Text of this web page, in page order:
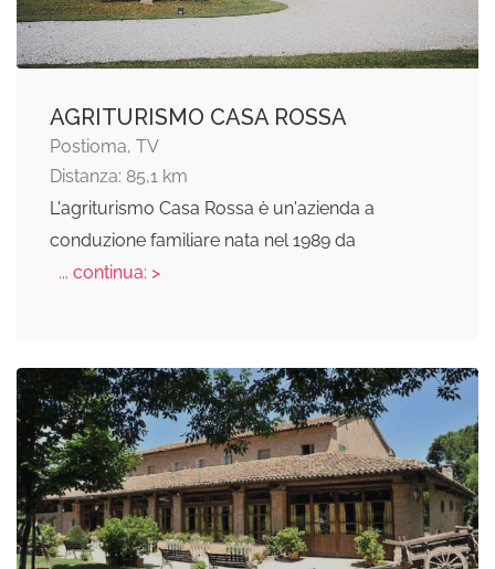
AGRITURISMO CASA ROSSA
Postioma, TV
Distanza: 85,1 km
L'agriturismo Casa Rossa è un'azienda a
conduzione familiare nata nel 1989 da
... continua: >